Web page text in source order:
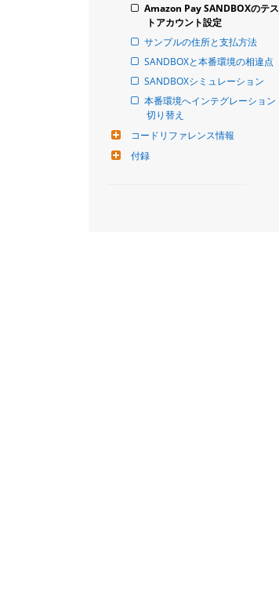
Amazon Pay SANDBOXのテス
トアカウント設定
サンプルの住所と支払方法
SANDBOXと本番環境の相違点
SANDBOXシミュレーション
本番環境へインテグレーション
切り替え
コードリファレンス情報
付録